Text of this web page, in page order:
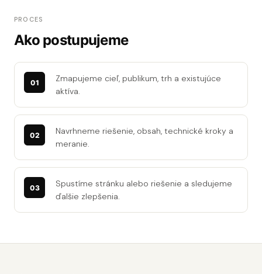
PROCES
Ako postupujeme
Zmapujeme cieľ, publikum, trh a existujúce
aktíva.
Navrhneme riešenie, obsah, technické kroky a
meranie.
Spustíme stránku alebo riešenie a sledujeme
ďalšie zlepšenia.